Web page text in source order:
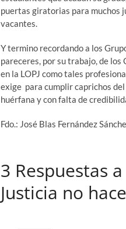
puertas giratorias para muchos
vacantes.
Y termino recordando a los
pareceres, por su trabajo, de los
en la LOPJ como tales
exige para cumplir caprichos
huérfana y con falta de
Fdo.: José Blas Fernández
3 Respuestas
Justicia no